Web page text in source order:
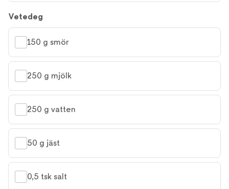
Vetedeg
150 g smör
250 g mjölk
250 g vatten
50 g jäst
0,5 tsk salt